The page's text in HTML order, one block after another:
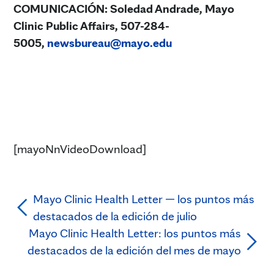
COMUNICACIÓN: Soledad Andrade, Mayo
Clinic Public Affairs, 507-284-
5005, newsbureau@mayo.edu
[mayoNnVideoDownload]
Mayo Clinic Health Letter — los puntos más
destacados de la edición de julio
Mayo Clinic Health Letter: los puntos más
destacados de la edición del mes de mayo